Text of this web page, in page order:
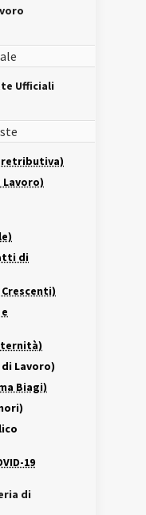
Ufficiali
retributiva)
Lavoro)
di
Crescenti)
di Lavoro)
Biagi)
19
di